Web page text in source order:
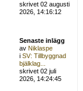
skrivet 02 augusti
2026, 14:16:12
Senaste inlägg
avNiklaspe
iSV: Tillbyggnad
bjälklag...
skrivet 02 juli
2026, 14:24:45